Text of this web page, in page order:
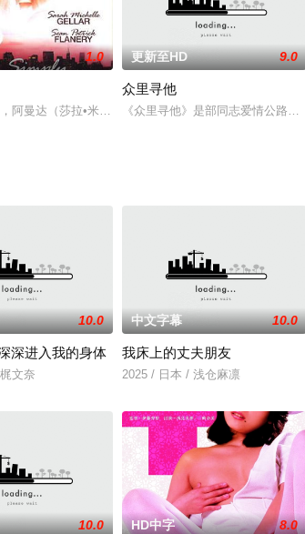
琳诺·帕克 Eleanor Parker 饰）和保罗（让-皮埃尔·奥
1.0
阿曼达（莎拉•米歇尔•盖拉 Sarah Michelle Gellar 饰）
更新至HD 9.0
众里寻他
《众里寻他》是部同志爱情公路
10.0
深进入我的身体
文奈
中文字幕 10.0
我床上的丈夫朋友
2025 / 日本 / 浅仓麻凛
10.0 HD中字 8.0